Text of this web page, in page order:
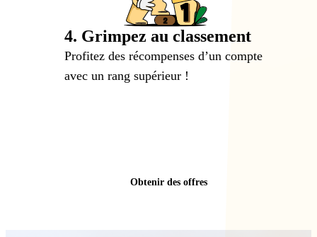
4. Grimpez au classement
Profitez des récompenses d’un compte
avec un rang supérieur !
Obtenir des offres